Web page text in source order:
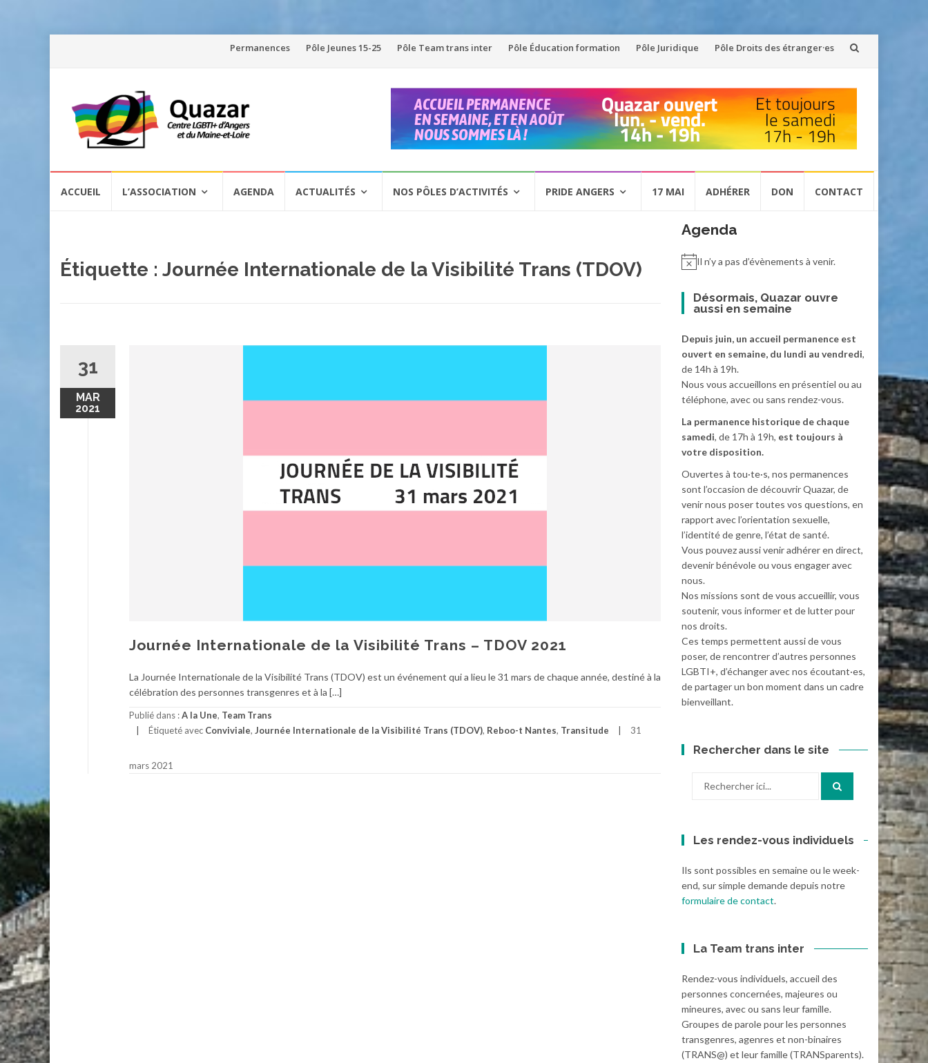
Aller
Permanences Pôle Jeunes 15-25 Pôle Team trans inter Pôle Éducation formation Pôle Juridique Pôle Droits des étranger·es
ACCUEIL L’ASSOCIATION AGENDA ACTUALITÉS NOS PÔLES D’ACTIVITÉS PRIDE ANGERS 17 MAI ADHÉRER DON CONTACT
Étiquette : Journée Internationale de la Visibilité Trans (TDOV)
31
MAR
2021
Journée Internationale de la Visibilité Trans – TDOV 2021
La Journée Internationale de la Visibilité Trans (TDOV) est un événement qui a lieu le 31 mars de chaque année, destiné à la
célébration des personnes transgenres et à la […]
Publié dans :A la Une, Team Trans
Étiqueté avec Conviviale, Journée Internationale de la Visibilité Trans (TDOV), Reboo-t Nantes, Transitude 31
mars 2021
Agenda
Il n’y a pas d’évènements à venir.
Désormais, Quazar ouvre
aussi en semaine
Depuis juin, un accueil permanence est
ouvert en semaine, du lundi au vendredi,
de 14h à 19h.
Nous vous accueillons en présentiel ou au
téléphone, avec ou sans rendez-vous.
La permanence historique de chaque
samedi, de 17h à 19h, est toujours à
votre disposition.
Ouvertes à tou·te·s, nos permanences
sont l’occasion de découvrir Quazar, de
venir nous poser toutes vos questions, en
rapport avec l’orientation sexuelle,
l’identité de genre, l’état de santé.
Vous pouvez aussi venir adhérer en direct,
devenir bénévole ou vous engager avec
nous.
Nos missions sont de vous accueillir, vous
soutenir, vous informer et de lutter pour
nos droits.
Ces temps permettent aussi de vous
poser, de rencontrer d’autres personnes
LGBTI+, d’échanger avec nos écoutant·es,
de partager un bon moment dans un cadre
bienveillant.
Rechercher dans le site
Les rendez-vous individuels
Ils sont possibles en semaine ou le week-
end, sur simple demande depuis notre
formulaire de contact.
La Team trans inter
Rendez-vous individuels, accueil des
personnes concernées, majeures ou
mineures, avec ou sans leur famille.
Groupes de parole pour les personnes
transgenres, agenres et non-binaires
(TRANS@) et leur famille (TRANSparents).